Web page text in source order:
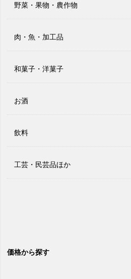
野菜・果物・農作物
肉・魚・加工品
和菓子・洋菓子
お酒
飲料
工芸・民芸品ほか
価格から探す